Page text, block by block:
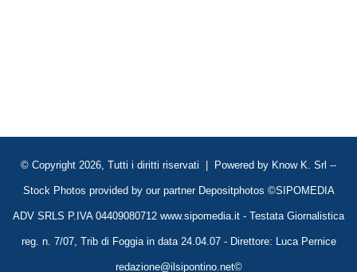
© Copyright 2026, Tutti i diritti riservati | Powered by Know K. Srl --
Stock Photos provided by our partner Depositphotos ©SIPOMEDIA
ADV SRLS P.IVA 04409080712 www.sipomedia.it - Testata Giornalistica
reg. n. 7/07, Trib di Foggia in data 24.04.07 - Direttore: Luca Pernice
redazione@ilsipontino.net©